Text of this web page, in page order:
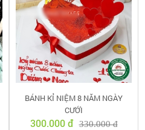
BÁNH KỈ NIỆM 8 NĂM NGÀY
CƯỚI
300.000 đ 330.000 đ